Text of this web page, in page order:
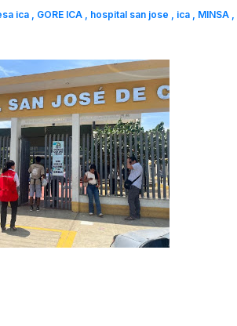
ica GORE ICA hospital san jose ica MINSA